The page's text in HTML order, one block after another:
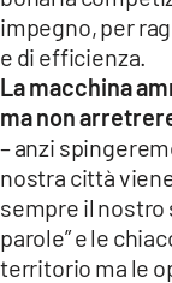
impegno, per
e di efficienza.
La macchina
ma non
– anzi
nostra città
sempre il nostro
parole” e le
territorio ma le